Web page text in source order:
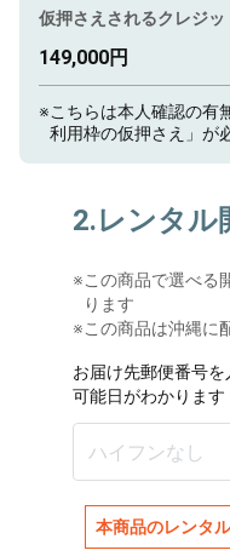
仮押さえされるクレジ
149,000円
※こちらは本人確認の有
利用枠の仮押さえ」が
2.レンタル
※この商品で選べる
ります
※この商品は沖縄に
お届け先郵便番号
可能日がわかります
本商品のレンタ